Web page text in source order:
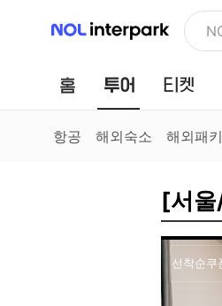
NOL 인터파크
홈 투어
항공 해외숙소 해외패
[서울
선착순쿠